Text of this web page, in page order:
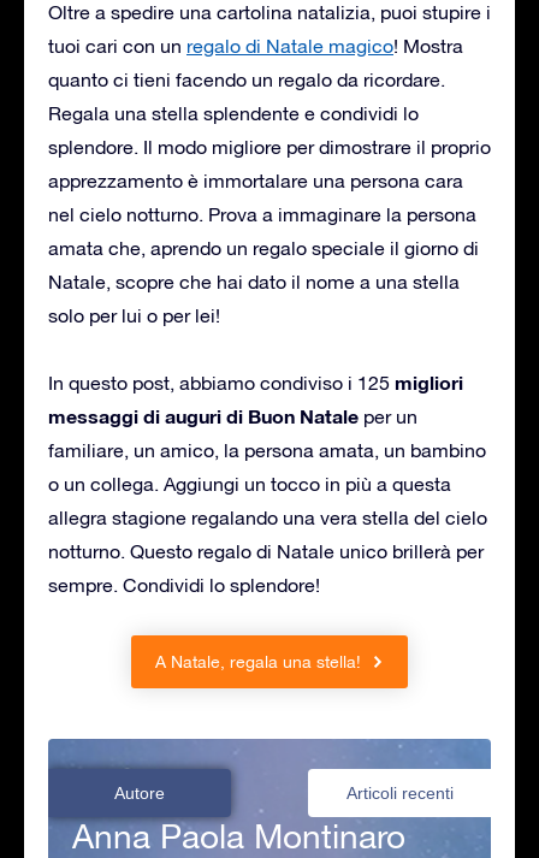
Oltre a spedire una cartolina natalizia, puoi stupire i
tuoi cari con un regalo di Natale magico! Mostra
quanto ci tieni facendo un regalo da ricordare.
Regala una stella splendente e condividi lo
splendore. Il modo migliore per dimostrare il proprio
apprezzamento è immortalare una persona cara
nel cielo notturno. Prova a immaginare la persona
amata che, aprendo un regalo speciale il giorno di
Natale, scopre che hai dato il nome a una stella
solo per lui o per lei!
In questo post, abbiamo condiviso i 125 migliori
messaggi di auguri di Buon Natale per un
familiare, un amico, la persona amata, un bambino
o un collega. Aggiungi un tocco in più a questa
allegra stagione regalando una vera stella del cielo
notturno. Questo regalo di Natale unico brillerà per
sempre. Condividi lo splendore!
A Natale, regala una stella!
Autore Articoli recenti
Anna Paola Montinaro